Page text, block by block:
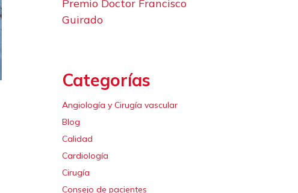
Premio Doctor Francisco
Guirado
Categorías
Angiología y Cirugía vascular
Blog
Calidad
Cardiología
Cirugía
Consejo de pacientes